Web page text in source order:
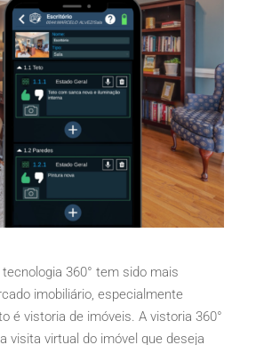
360° tem sido mais
imobiliário, especialmente
é vistoria de imóveis. A vistoria 360°
visita virtual do imóvel que deseja